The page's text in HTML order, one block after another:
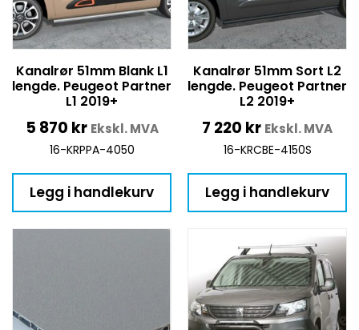
Kanalrør 51mm Blank L1
lengde. Peugeot Partner
L1 2019+
5 870 kr Ekskl. MVA
16-KRPPA-4050
Legg i handlekurv
Kanalrør 51mm Sort L2
lengde. Peugeot Partner
L2 2019+
7 220 kr Ekskl. MVA
16-KRCBE-4150S
Legg i handlekurv